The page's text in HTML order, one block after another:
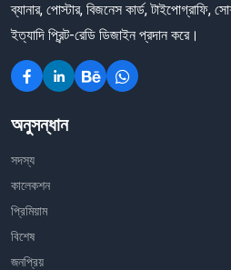
ব্যানার, পোস্টার, বিজনেস কার্ড, টাইপোগ্রাফি,
ইত্যাদি প্রিন্ট-রেডি ডিজাইন প্রদান করে।
অনুসন্ধান
সদস্য
কালেকশন
প্রিমিয়াম
বিশেষ
জনপ্রিয়